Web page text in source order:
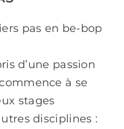
pas en be-bop
d’une passion
à se
stages
disciplines :